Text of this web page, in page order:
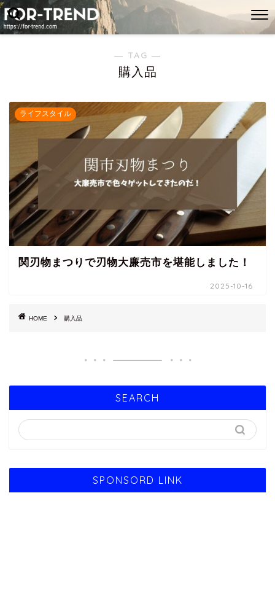
― TAG ―
購入品
ライフスタイル
関刃物まつりで刃物大廉売市を堪能しました！
2025-10-16
HOME 購入品
SEARCH
SPONSORD LINK